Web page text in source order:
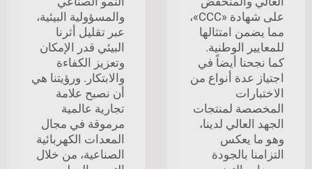
على شهادة «CCC»،
مما يضمن امتثالها
للمعايير الوطنية.
كما نجحنا أيضاً في
اجتياز عدة أنواع من
الاختبارات
المخصصة لمنتجات
الجهد العالي لدينا،
وهو ما يعكس
التزامنا بالجودة
والمسؤولية البيئية،
عبر تقليل أثرنا
البيئي قدر الإمكان
وتعزيز الكفاءة
والابتكار. ورؤيتنا هي
أن نصبح علامة
تجارية عالمية
مرموقة في مجال
المعدات الكهربائية
الصناعية، من خلال